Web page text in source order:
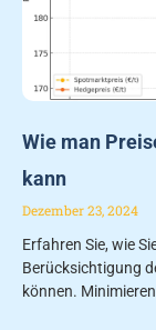
Wie man
kann
Dezember 23, 2024
Erfahren Sie, wie
Berücksichtigung
können.